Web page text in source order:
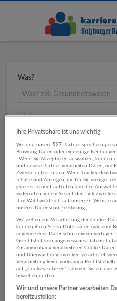
Was?
Wo?
Umkreis
1
Ihre Privatsphäre ist uns wichtig
Wir und unsere527 Partner speichern
Browsing-Daten oder eindeutige
. Wenn Sie Akzeptieren auswählen, können
und unsere Partner verarbeiten Daten, um
Zwecke unterstützen. Wenn Tracker
Inhalte und Anzeigen, die für Sie weniger
jederzeit erneut aufrufen, um Ihre Auswahl
widerrufen, indem Sie auf den Link Zwecke
Ihre Wahl wirkt sich auf unsere/n Website
unserer Datenschutzerklärung.
Wir ziehen zur Verarbeitung der Cookie-
können ihren Sitz in Drittstaaten (wie zum
angemessenes Datenschutzniveau
Gerichtshof kein angemessenes
Zusammenhang verarbeiteten Cookie-
und Überwachungszwecken verarbeitet
Verarbeitung keine wirksamen
auf „Cookies zulassen“ stimmen Sie zu,
beiziehen dürfen.
Wir und unsere Partner verarbeiten
bereitzustellen: